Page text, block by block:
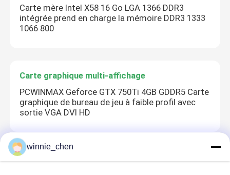
Carte mère Intel X58 16 Go LGA 1366 DDR3
intégrée prend en charge la mémoire DDR3 1333
1066 800
Carte graphique multi-affichage
PCWINMAX Geforce GTX 750Ti 4GB GDDR5 Carte
graphique de bureau de jeu à faible profil avec
sortie VGA DVI HD
RAM Memory de bureau
winnie_chen